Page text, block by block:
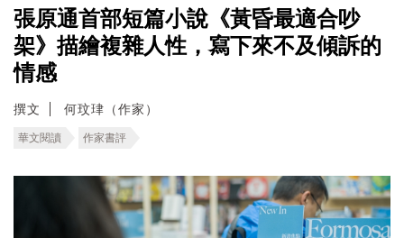
張原通首部短篇小說《黃昏最適合吵
架》描繪複雜人性，寫下來不及傾訴的
情感
撰文 何玟珒（作家）
華文閱讀 作家書評